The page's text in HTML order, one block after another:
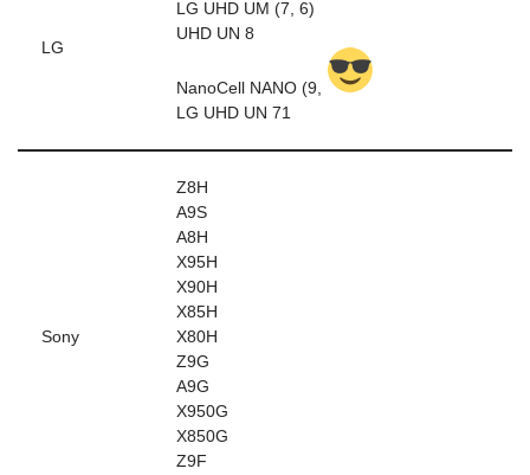
LG
LG UHD UM (7, 6)
UHD UN 8
NanoCell NANO (9,
LG UHD UN 71
Sony
Z8H
A9S
A8H
X95H
X90H
X85H
X80H
Z9G
A9G
X950G
X850G
Z9F